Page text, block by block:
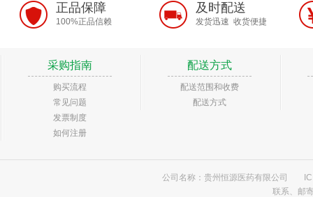
正品保障
100%正品信赖
及时配送
发货迅速 收货便捷
采购指南
购买流程
常见问题
发票制度
如何注册
配送方式
配送范围和收费
配送方式
公司名称：贵州恒源医药有限公司
联系、邮